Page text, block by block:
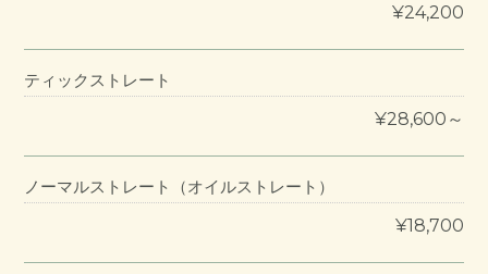
¥24,200
ティックストレート
¥28,600～
ノーマルストレート（オイルストレート）
¥18,700